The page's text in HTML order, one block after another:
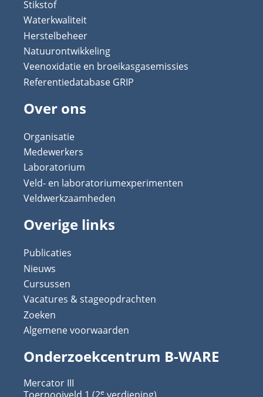
Stikstof
Waterkwaliteit
Herstelbeheer
Natuurontwikkeling
Veenoxidatie en broeikasgasemissies
Referentiedatabase GRIP
Over ons
Organisatie
Medewerkers
Laboratorium
Veld- en laboratoriumexperimenten
Veldwerkzaamheden
Overige links
Publicaties
Nieuws
Cursussen
Vacatures & stageopdrachten
Zoeken
Algemene voorwaarden
Onderzoekcentrum B-WARE
Mercator III
e